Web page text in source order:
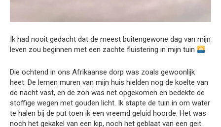
Ik had nooit gedacht dat de meest buitengewone dag van mijn
leven zou beginnen met een zachte fluistering in mijn tuin
.
Die ochtend in ons Afrikaanse dorp was zoals gewoonlijk
heet. De lemen muren van mijn huis hielden nog de koelte van
de nacht vast, en de zon was net opgekomen en bedekte de
stoffige wegen met gouden licht. Ik stapte de tuin in om water
te halen bij de put toen ik een vreemd geluid hoorde. Het was
noch het gekakel van een kip, noch het geblaat van een geit.